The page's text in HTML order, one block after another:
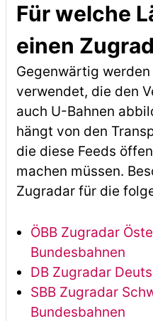
Für welche
einen
Gegenwärtig werden
verwendet, die den
auch U-Bahnen
hängt von den
die diese Feeds
machen müssen.
Zugradar für die
ÖBB Zugradar
Bundesbahnen
DB Zugradar
SBB Zugradar
Bundesbahnen